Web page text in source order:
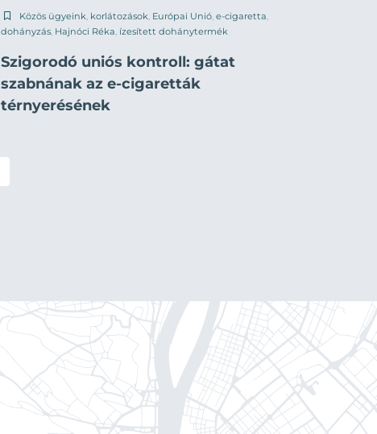
Közös ügyeink korlátozások Európai Unió e-cigaretta
dohányzás Hajnóci Réka ízesített dohánytermék
Szigorodó uniós kontroll: gátat
szabnának az e-cigaretták
térnyerésének